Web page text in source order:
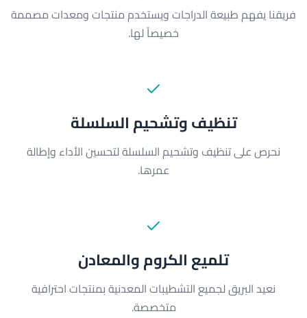
فريقنا يفهم طبيعة الدراجات ويستخدم منتجات ومعدات مصممة
خصيصاً لها.
تنظيف وتشحيم السلسلة
نحرص على تنظيف وتشحيم السلسلة لتحسين الأداء وإطالة
عمرها.
تلميع الكروم والمعادن
نعيد البريق لجميع التشطيبات المعدنية بمنتجات احترافية
متخصصة.